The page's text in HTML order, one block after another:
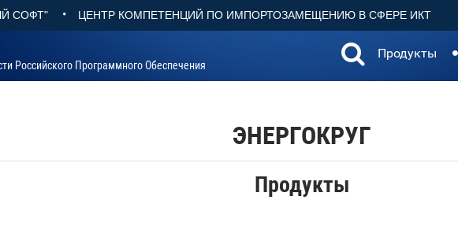
СОФТ" • ЦЕНТР КОМПЕТЕНЦИЙ ПО ИМПОРТОЗАМЕЩЕНИЮ В СФЕРЕ ИКТ
Российского Программного Обеспечения
Продукты
ЭНЕРГОКРУГ
Продукты